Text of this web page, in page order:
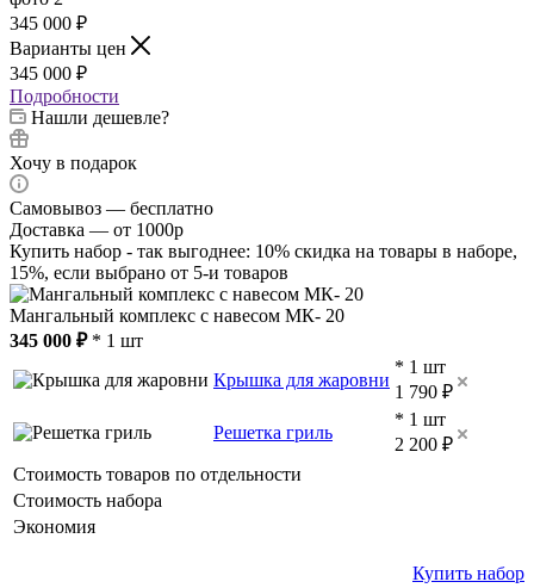
345 000 ₽
Варианты цен
345 000 ₽
Подробности
Нашли дешевле?
Хочу в подарок
Самовывоз — бесплатно
Доставка — от 1000р
Купить набор - так выгоднее: 10% скидка на товары в наборе,
15%, если выбрано от 5-и товаров
Мангальный комплекс с навесом МК- 20
345 000 ₽* 1 шт
Крышка для жаровни
* 1 шт
1 790 ₽
Решетка гриль
* 1 шт
2 200 ₽
Стоимость товаров по отдельности
Стоимость набора
Экономия
Купить набор